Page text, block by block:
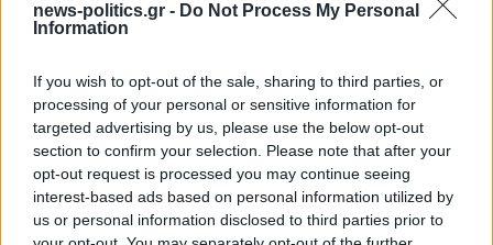
news-politics.gr - Do Not Process My Personal
Information
If you wish to opt-out of the sale, sharing to third parties, or
processing of your personal or sensitive information for
targeted advertising by us, please use the below opt-out
section to confirm your selection. Please note that after your
opt-out request is processed you may continue seeing
interest-based ads based on personal information utilized by
us or personal information disclosed to third parties prior to